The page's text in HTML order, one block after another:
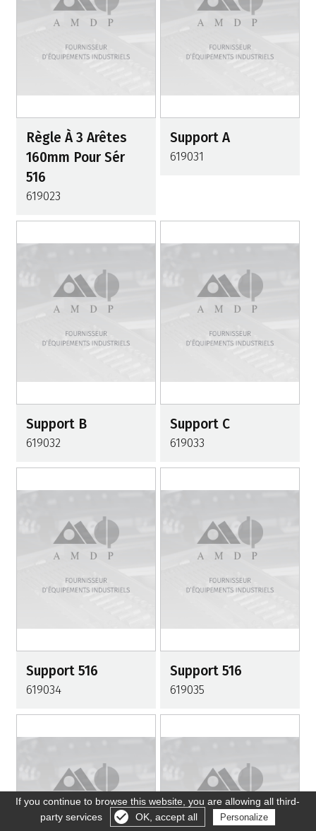
Règle À 3 Arêtes
160mm Pour Sér
516
619023
Support A
619031
Support B
619032
Support C
619033
Support 516
619034
Support 516
619035
Gérer les cookies
If you continue to browse this website, you are allowing all third-
party services
OK, accept all Personalize